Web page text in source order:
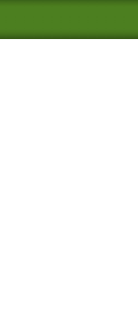
配信を登録す